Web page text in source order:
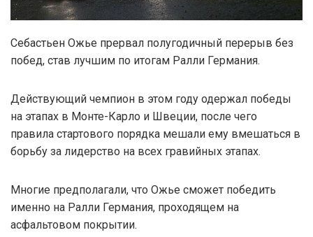
Себастьен Ожье прервал полугодичный перерыв без
побед, став лучшим по итогам Ралли Германия.
Действующий чемпион в этом году одержал победы
на этапах в Монте-Карло и Швеции, после чего
правила стартового порядка мешали ему вмешаться в
борьбу за лидерство на всех гравийных этапах.
Многие предполагали, что Ожье сможет победить
именно на Ралли Германия, проходящем на
асфальтовом покрытии.